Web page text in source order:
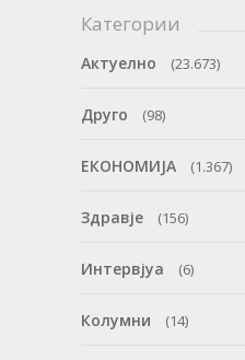
Категории
Актуелно (23.673)
Друго (98)
ЕКОНОМИЈА (1.367)
Здравје (156)
Интервјуа (6)
Колумни (14)